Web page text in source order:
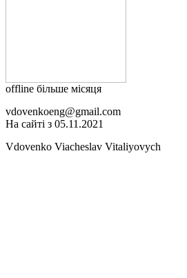
offline більше місяця
vdovenkoeng@gmail.com
На сайті з 05.11.2021
Vdovenko Viacheslav Vitaliyovych